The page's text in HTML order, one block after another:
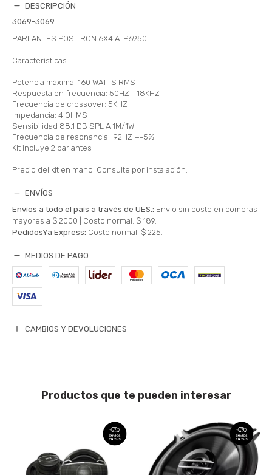
DESCRIPCIÓN
3069-3069
PARLANTES POSITRON 6X4 ATP6950
Características:
Potencia máxima: 160 WATTS RMS
Respuesta en frecuencia: 50HZ - 18KHZ
Frecuencia de crossover: 5KHZ
Impedancia: 4 OHMS
Sensibilidad 88,1 DB SPL A 1M/1W
Frecuencia de resonancia : 92HZ +-5%
Kit incluye 2 parlantes
Precio del kit en mano. Consulte por instalación.
ENVÍOS
Envíos a todo el país a través de UES.: Envío sin costo en compras
mayores a $ 2000 | Costo normal: $ 189.
PedidosYa Express: Costo normal: $ 225.
MEDIOS DE PAGO
CAMBIOS Y DEVOLUCIONES
Productos que te pueden interesar